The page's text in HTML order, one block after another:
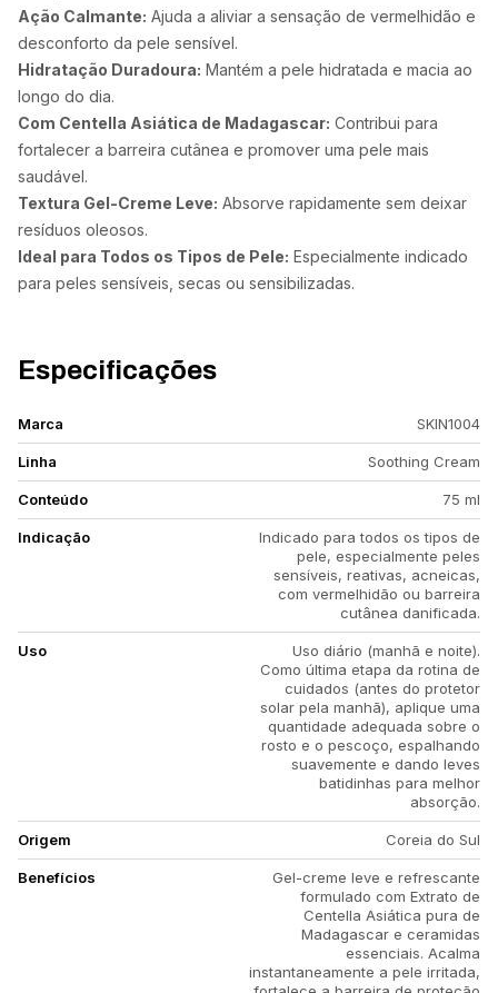
Ação Calmante: Ajuda a aliviar a sensação de vermelhidão e
desconforto da pele sensível.
Hidratação Duradoura: Mantém a pele hidratada e macia ao
longo do dia.
Com Centella Asiática de Madagascar: Contribui para
fortalecer a barreira cutânea e promover uma pele mais
saudável.
Textura Gel-Creme Leve: Absorve rapidamente sem deixar
resíduos oleosos.
Ideal para Todos os Tipos de Pele: Especialmente indicado
para peles sensíveis, secas ou sensibilizadas.
Especificações
Marca SKIN1004
Linha Soothing Cream
Conteúdo 75 ml
Indicação
Indicado para todos os tipos de
pele, especialmente peles
sensíveis, reativas, acneicas,
com vermelhidão ou barreira
cutânea danificada.
Uso
Uso diário (manhã e noite).
Como última etapa da rotina de
cuidados (antes do protetor
solar pela manhã), aplique uma
quantidade adequada sobre o
rosto e o pescoço, espalhando
suavemente e dando leves
batidinhas para melhor
absorção.
Origem Coreia do Sul
Benefícios
Gel-creme leve e refrescante
formulado com Extrato de
Centella Asiática pura de
Madagascar e ceramidas
essenciais. Acalma
instantaneamente a pele irritada,